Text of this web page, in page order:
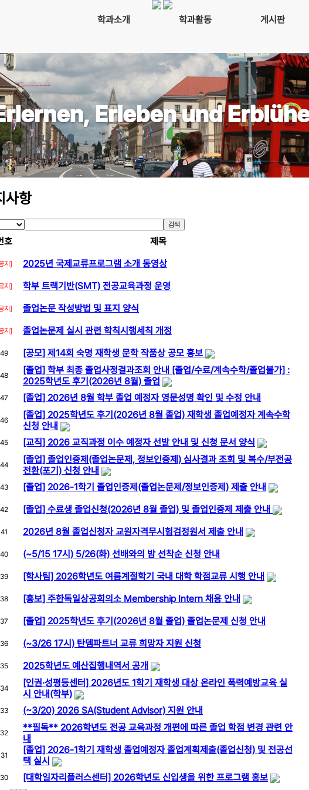
학과소개 학과활동 게시판
사항
검색
호 제목
지] 2025년 국제교류프로그램 소개 동영상
지] 학부 트랙기반(SMT) 전공교육과정 운영
지] 졸업논문 작성방법 및 표지 양식
지] 졸업논문제 실시 관련 학칙시행세칙 개정
49 [공모] 제14회 숙명 재학생 문학 작품상 공모 홍보
48
[졸업] 학부 최종 졸업사정결과조회 안내 [졸업/수료/계속수학/졸업불가] :
2025학년도 후기(2026년 8월) 졸업
47 [졸업] 2026년 8월 학부 졸업 예정자 영문성명 확인 및 수정 안내
46
[졸업] 2025학년도 후기(2026년 8월 졸업) 재학생 졸업예정자 계속수학
신청 안내
45 [교직] 2026 교직과정 이수 예정자 선발 안내 및 신청 문서 양식
44
[졸업] 졸업인증제(졸업논문제, 정보인증제) 심사결과 조회 및 복수/부전공
전환(포기) 신청 안내
43 [졸업] 2026-1학기 졸업인증제(졸업논문제/정보인증제) 제출 안내
42 [졸업] 수료생 졸업신청(2026년 8월 졸업) 및 졸업인증제 제출 안내
41 2026년 8월 졸업신청자 교원자격무시험검정원서 제출 안내
40 (~5/15 17시) 5/26(화) 선배와의 밤 선착순 신청 안내
39 [학사팀] 2026학년도 여름계절학기 국내 대학 학점교류 시행 안내
38 [홍보] 주한독일상공회의소 Membership Intern 채용 안내
37 [졸업] 2025학년도 후기(2026년 8월 졸업) 졸업논문제 신청 안내
36 (~3/26 17시) 탄뎀파트너 교류 희망자 지원 신청
35 2025학년도 예산집행내역서 공개
34
[인권·성평등센터] 2026년도 1학기 재학생 대상 온라인 폭력예방교육 실
시 안내(학부)
33 (~3/20) 2026 SA(Student Advisor) 지원 안내
32
**필독** 2026학년도 전공 교육과정 개편에 따른 졸업 학점 변경 관련 안
내
31
[졸업] 2026-1학기 재학생 졸업예정자 졸업계획제출(졸업신청) 및 전공선
택 실시
30 [대학일자리플러스센터] 2026학년도 신입생을 위한 프로그램 홍보